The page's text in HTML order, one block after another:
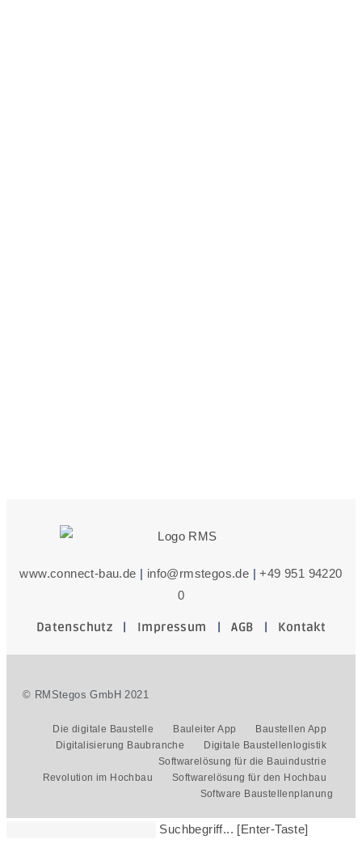
www.connect-bau.de | info@rmstegos.de |+49 951 94220
0
Datenschutz | Impressum |AGB | Kontakt
© RMStegos GmbH 2021
Die digitale Baustelle Bauleiter App
Baustellen App
Digitalisierung Baubranche
Digitale Baustellenlogistik
Softwarelösung für die Bauindustrie
Revolution im Hochbau
Softwarelösung für den Hochbau
Software Baustellenplanung
Suchbegriff... [Enter-Taste]